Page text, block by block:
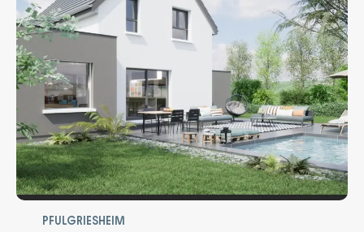
après la réception : naissance, mutation,
perte d’emploi, invalidité… Vous et votre
famille êtes protégés, quoi qu’il arrive.
PFULGRIESHEIM